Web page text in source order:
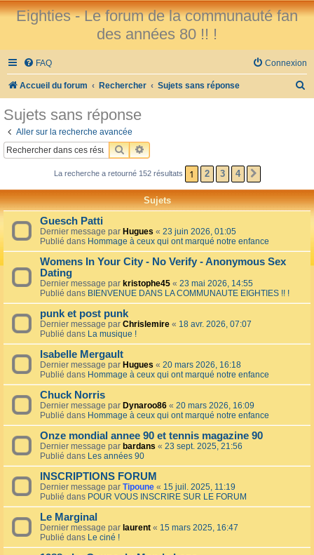
Eighties - Le forum de la communauté fan
des années 80 !! !
FAQ Connexion
Accueil du forum Rechercher Sujets sans réponse
h
r
Sujets sans réponse
Aller sur la recherche avancée
RECHERCHER
RECHERCHE AVANCÉE
La recherche a retourné 152 résultats 1 2 3 4
Sujets
Guesch Patti
Dernier message par Hugues « 23 juin 2026, 01:05
Publié dans Hommage à ceux qui ont marqué notre enfance
Womens In Your City - No Verify - Anonymous Sex
Dating
Dernier message par kristophe45 « 23 mai 2026, 14:55
Publié dans BIENVENUE DANS LA COMMUNAUTE EIGHTIES !! !
punk et post punk
Dernier message par Chrislemire « 18 avr. 2026, 07:07
Publié dans La musique !
Isabelle Mergault
Dernier message par Hugues « 20 mars 2026, 16:18
Publié dans Hommage à ceux qui ont marqué notre enfance
Chuck Norris
Dernier message par Dynaroo86 « 20 mars 2026, 16:09
Publié dans Hommage à ceux qui ont marqué notre enfance
Onze mondial annee 90 et tennis magazine 90
Dernier message par bardans « 23 sept. 2025, 21:56
Publié dans Les années 90
INSCRIPTIONS FORUM
Dernier message par Tipoune « 15 juil. 2025, 11:19
Publié dans POUR VOUS INSCRIRE SUR LE FORUM
Le Marginal
Dernier message par laurent « 15 mars 2025, 16:47
Publié dans Le ciné !